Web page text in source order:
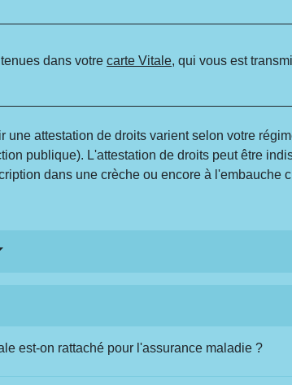
dans votrecarte Vitale, qui vous est
une attestation de droits varient selon votre
publique). L'attestation de droits peut être
dans une crèche ou encore à l'embauche
est-on rattaché pour l'assurance maladie ?